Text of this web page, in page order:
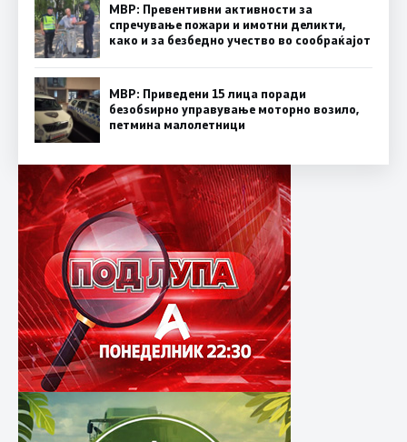
МВР: Превентивни активности за
спречување пожари и имотни деликти,
како и за безбедно учество во сообраќајот
МВР: Приведени 15 лица поради
безобѕирно управување моторно возило,
петмина малолетници